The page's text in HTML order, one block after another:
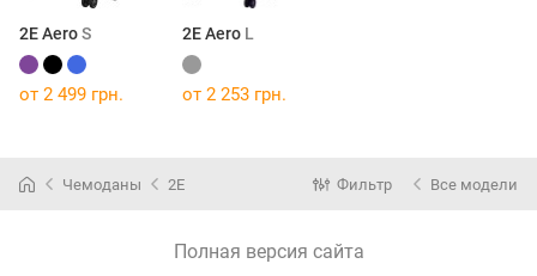
2E AeroS 2E Aero L
от 2 499 грн. от 2 253 грн.
Чемоданы 2E Фильтр Все модели
Полная версия сайта